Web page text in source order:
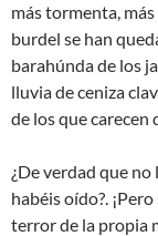
más tormenta,
burdel se han
barahúnda de los
lluvia de ceniza
de los que
¿De verdad que no
habéis oído?.
terror de la propia